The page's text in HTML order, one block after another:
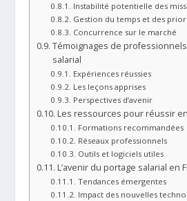
Instabilité potentielle des
Gestion du temps et des
Concurrence sur le marché
Témoignages de
salarial
Expériences réussies
Les leçons apprises
Perspectives d’avenir
Les ressources pour réussir
Formations recommandées
Réseaux professionnels
Outils et logiciels utiles
L’avenir du portage salarial en
Tendances émergentes
Impact des nouvelles